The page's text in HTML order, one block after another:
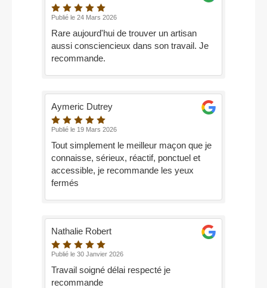
Publié le 24 Mars 2026
Rare aujourd'hui de trouver un artisan
aussi consciencieux dans son travail. Je
recommande.
Aymeric Dutrey
Publié le 19 Mars 2026
Tout simplement le meilleur maçon que je
connaisse, sérieux, réactif, ponctuel et
accessible, je recommande les yeux
fermés
Nathalie Robert
Publié le 30 Janvier 2026
Travail soigné délai respecté je
recommande